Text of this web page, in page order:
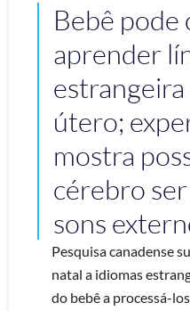
Bebê pode
aprender
útero;
mostra
cérebro
sons
Pesquisa canadense
natal a idiomas
do bebê a processá-